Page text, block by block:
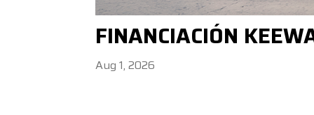
FINANCIACIÓN
Aug 1, 2026